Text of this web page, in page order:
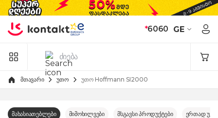
Skip to Content
*6060 GE
მთავარი უთო უთო Hoffmann SI2000
მახასიათებლები მიმოხილვები მსგავსი პროდუქტები ერთად